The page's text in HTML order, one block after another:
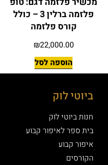
פלזמה ברלין 3 – כולל
קורס פלזמה
₪22,000.00
הוספה לסל
ביוטי לוק
חנות ביוטי לוק
בית ספר לאיפור קבוע
איפור קבוע
הקורסים